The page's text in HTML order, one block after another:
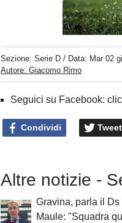
Sezione:Serie D / Data: Mar 02
Autore: Giacomo Rimo
Seguici su Facebook:
Condividi Tweet
Altre notizie -
Gravina, parla il Ds
Maule: "Squadra